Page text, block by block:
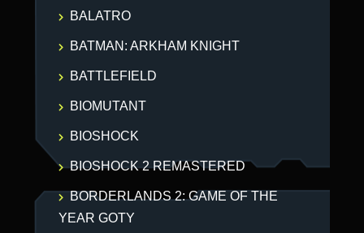
BALATRO
BATMAN: ARKHAM KNIGHT
BATTLEFIELD
BIOMUTANT
BIOSHOCK
BIOSHOCK 2 REMASTERED
BORDERLANDS 2: GAME OF THE
YEAR GOTY